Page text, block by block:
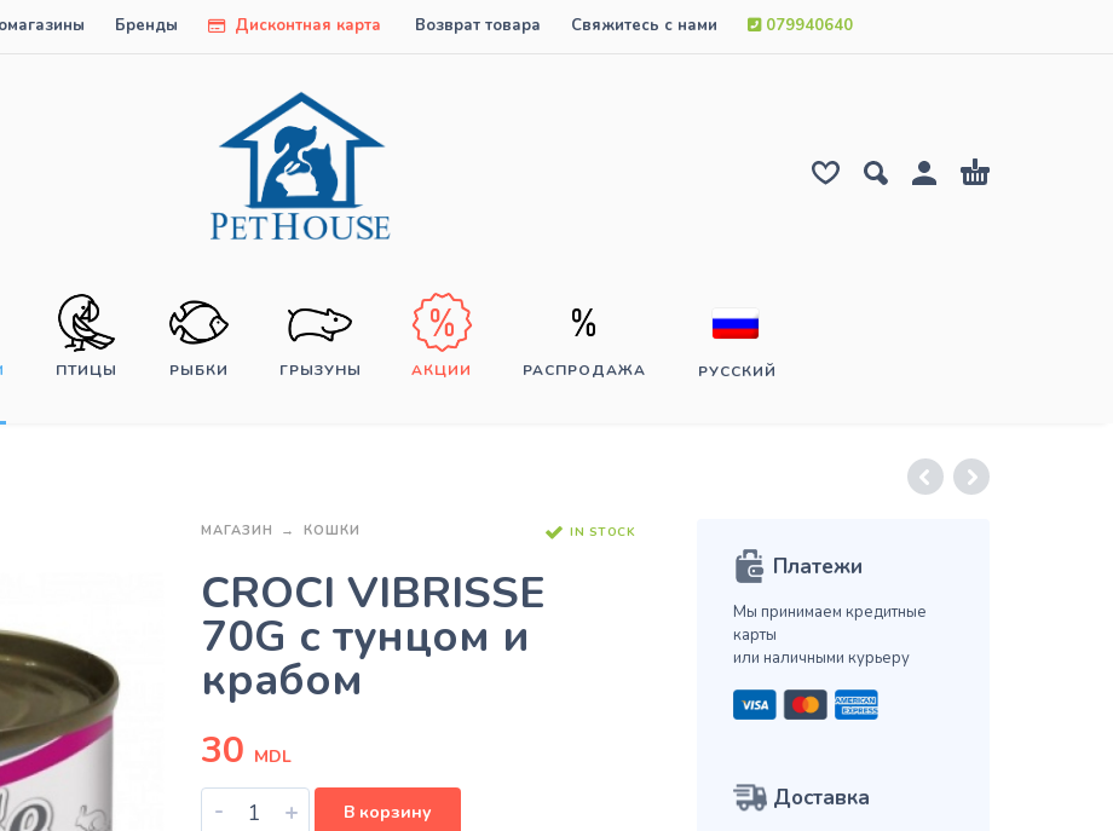
Бренды Дисконтная карта Возврат товара Свяжитесь с нами 079940640
ПТИЦЫ РЫБКИ ГРЫЗУНЫ АКЦИИ РАСПРОДАЖА РУССКИЙ
МАГАЗИН КОШКИ IN STOCK
CROCI VIBRISSE
70G с тунцом и
крабом
30 MDL
- + В корзину
Платежи
Мы принимаем кредитные
карты
или наличными курьеру
Доставка